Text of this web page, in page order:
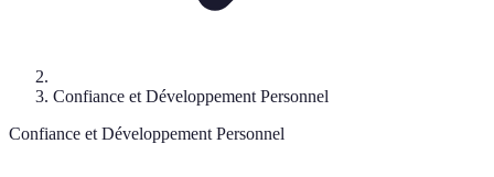
Confiance et Développement Personnel
Confiance et Développement Personnel